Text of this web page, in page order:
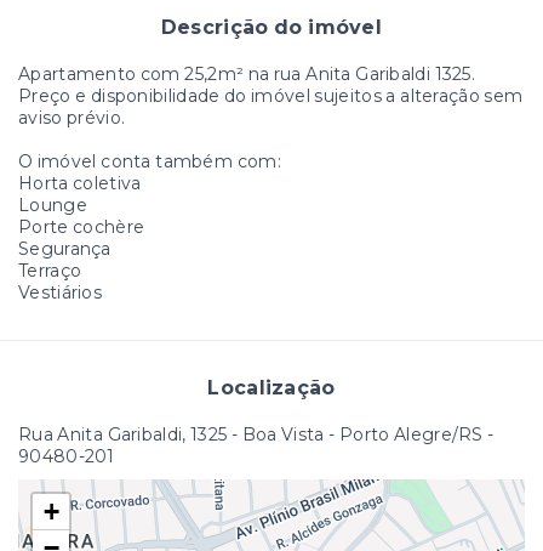
Descrição do imóvel
Apartamento com 25,2m² na rua Anita Garibaldi 1325.
Preço e disponibilidade do imóvel sujeitos a alteração sem
aviso prévio.
O imóvel conta também com:
Horta coletiva
Lounge
Porte cochère
Segurança
Terraço
Vestiários
Localização
Rua Anita Garibaldi, 1325 - Boa Vista - Porto Alegre/RS -
90480-201
+